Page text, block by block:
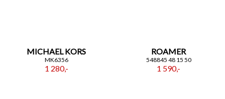
MICHAEL KORS
MK6356
1 280,-
ROAMER
548845 48 15 50
1 590,-